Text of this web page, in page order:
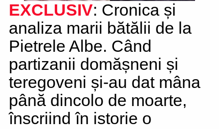
EXCLUSIV: Cronica și
analiza marii bătălii de la
Pietrele Albe. Când
partizanii domășneni și
teregoveni și-au dat mâna
până dincolo de moarte,
înscriind în istorie o